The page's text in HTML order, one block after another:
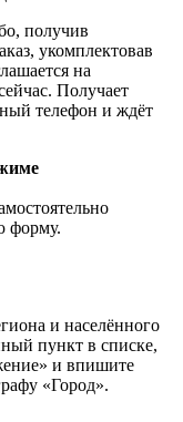
получив
укомплектовав
на
Получает
телефон и ждёт
форму.
и населённого
пункт в списке,
и впишите
«Город».